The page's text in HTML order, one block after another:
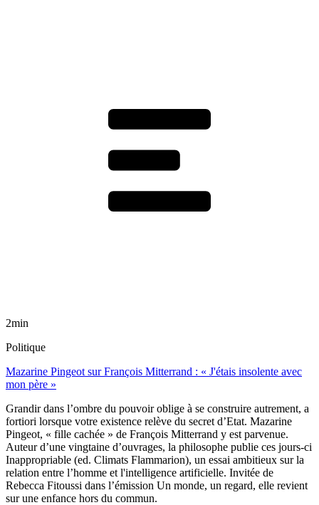
2min
Politique
Mazarine Pingeot sur François Mitterrand : « J'étais insolente avec
mon père »
Grandir dans l’ombre du pouvoir oblige à se construire autrement, a
fortiori lorsque votre existence relève du secret d’Etat. Mazarine
Pingeot, « fille cachée » de François Mitterrand y est parvenue.
Auteur d’une vingtaine d’ouvrages, la philosophe publie ces jours-ci
Inappropriable (ed. Climats Flammarion), un essai ambitieux sur la
relation entre l’homme et l'intelligence artificielle. Invitée de
Rebecca Fitoussi dans l’émission Un monde, un regard, elle revient
sur une enfance hors du commun.